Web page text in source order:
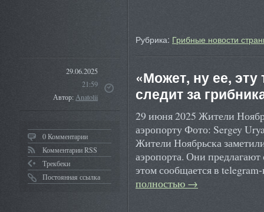
Рубрика: Грибные новости
29.06.2025
21:59
Автор:Anatolii
0 Комментарии
Комментарии RSS
Трекбеки
Постоянная ссылка
«Может, ну ее,
следит за
29 июня 2025 Жители
аэропорту Фото: Sergey
Жители Ноябрьска
аэропорта. Они предлагают
этом сообщается в
полностью →